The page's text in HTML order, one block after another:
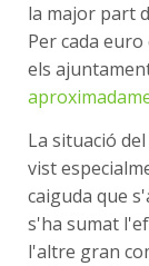
la major part
Per cada
els
La situació
vist
caiguda que
s'ha sumat
l'altre gran